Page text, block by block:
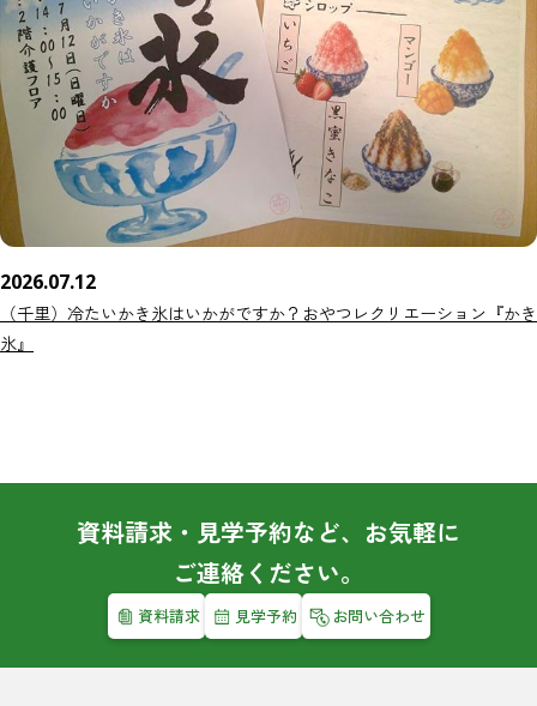
2026.07.12
（千里）冷たいかき氷はいかがですか？おやつレクリエーション『かき
氷』
資料請求・見学予約など、お気軽に
ご連絡ください。
資料請求 見学予約 お問い合わせ